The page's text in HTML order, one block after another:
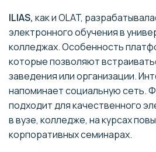
ILIAS, как и OLAT,
электронного обучения в
колледжах. Особенность
которые позволяют
заведения или организации.
напоминает социальную сеть.
подходит для качественного
в вузе, колледже, на курсах
корпоративных семинарах.